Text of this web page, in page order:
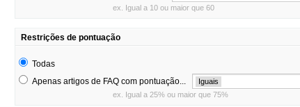
ex. Igual a 10 ou maior que 60
Restrições de pontuação
Todas
Apenas artigos de FAQ com pontuação...
Iguais
ex. Igual a 25% ou maior que 75%